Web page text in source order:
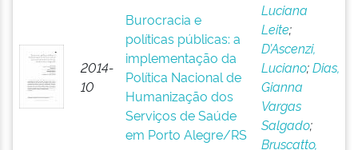
2014-
10
Burocracia e
políticas públicas: a
implementação da
Política Nacional de
Humanização dos
Serviços de Saúde
em Porto Alegre/RS
Luciana
Leite;
D’Ascenzi,
Luciano;Dias,
Gianna
Vargas
Salgado;
Bruscatto,